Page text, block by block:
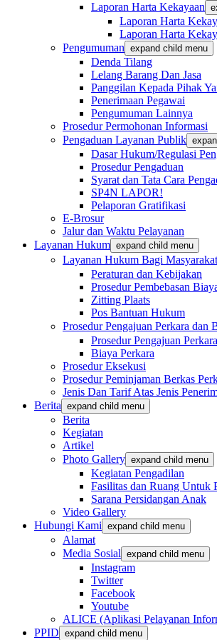
Laporan Harta Kekayaan
Laporan Harta
Laporan Harta
Pengumuman expand child menu
Denda Tilang
Lelang Barang Dan Jasa
Panggilan Kepada Pihak
Penerimaan Pegawai
Pengumuman Lainnya
Prosedur Permohonan Informasi
Pengaduan Layanan Publik
Dasar Hukum/Regulasi
Prosedur Pengaduan
Syarat dan Tata Cara
SP4N LAPOR!
Pelaporan Gratifikasi
E-Brosur
Jalur dan Waktu Pelayanan
Layanan Hukum expand child menu
Layanan Hukum Bagi
Peraturan dan Kebijakan
Prosedur Pembebasan
Zitting Plaats
Pos Bantuan Hukum
Prosedur Pengajuan Perkara dan
Prosedur Pengajuan Perkara
Biaya Perkara
Prosedur Eksekusi
Prosedur Peminjaman Berkas
Jenis Dan Tarif Atas Jenis
Berita expand child menu
Berita
Kegiatan
Artikel
Photo Gallery expand child menu
Kegiatan Pengadilan
Fasilitas dan Ruang Untuk
Sarana Persidangan Anak
Video Gallery
Hubungi Kami expand child menu
Alamat
Media Sosial expand child menu
Instagram
Twitter
Facebook
Youtube
ALICE (Aplikasi Pelayanan
PPID expand child menu